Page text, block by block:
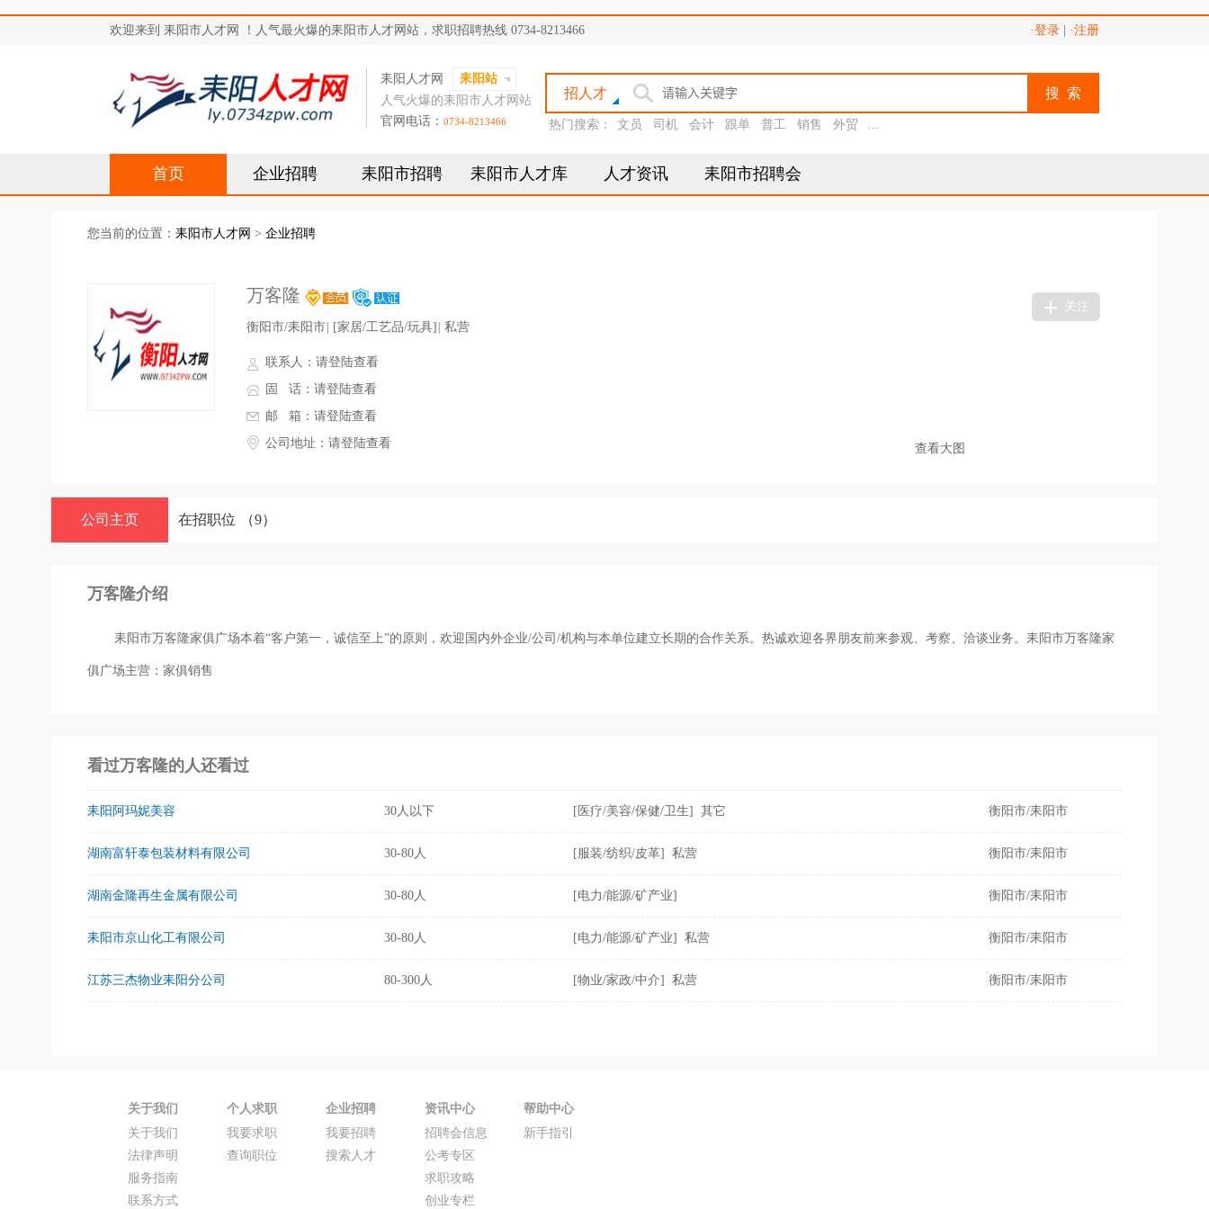
欢迎来到 耒阳市人才网 ！人气最火爆的耒阳市人才网站，求职招聘热线 0734-8213466 ·登录 ·注册
耒阳人才网
耒阳站
人气火爆的耒阳市人才网站
官网电话： 0734-8213466
招人才 搜 索
热门搜索： 文员 司机 会计 跟单 普工 销售 外贸 助理
首页 企业招聘 耒阳市招聘 耒阳市人才库 人才资讯 耒阳市招聘会
您当前的位置： 耒阳市人才网 > 企业招聘
万客隆
关注
衡阳市/耒阳市
[家居/工艺品/玩具] 私营
联系人： 请登陆查看
固 话： 请登陆查看
邮 箱： 请登陆查看
公司地址： 请登陆查看 查看大图
公司主页 在招职位 （9）
万客隆介绍
耒阳市万客隆家俱广场本着“客户第一，诚信至上”的原则，欢迎国内外企业/公司/机构与本单位建立长期的合作关系。热诚欢迎各界朋友前来参观、考察、洽谈业务。耒阳市万客隆家
俱广场主营：家俱销售
看过万客隆的人还看过
耒阳阿玛妮美容 30人以下 [医疗/美容/保健/卫生] 其它 衡阳市/耒阳市
湖南富轩泰包装材料有限公司 30-80人 [服装/纺织/皮革] 私营 衡阳市/耒阳市
湖南金隆再生金属有限公司 30-80人 [电力/能源/矿产业] 衡阳市/耒阳市
耒阳市京山化工有限公司 30-80人 [电力/能源/矿产业] 私营 衡阳市/耒阳市
江苏三杰物业耒阳分公司 80-300人 [物业/家政/中介] 私营 衡阳市/耒阳市
关于我们
关于我们
法律声明
服务指南
联系方式
个人求职
我要求职
查询职位
企业招聘
我要招聘
搜索人才
资讯中心
招聘会信息
公考专区
求职攻略
创业专栏
帮助中心
新手指引